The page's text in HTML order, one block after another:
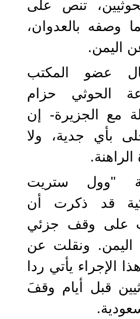
تنص على
وصفه بالعدوان،
اليمن.
عضو المكتب
الحوثي حزام
مع الجزيرة- إن
بأي جدية، ولا
"وول ستريت
قد ذكرت أن
على وقف جزئي
اليمن. ونقلت عن
الإجراء يأتي ردا
قبل أيام وقفَ